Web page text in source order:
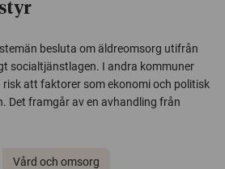
besluta om äldreomsorg utifrån
socialtjänstlagen. I andra kommuner
att faktorer som ekonomi och politisk
Det framgår av en avhandling från
Vård och omsorg